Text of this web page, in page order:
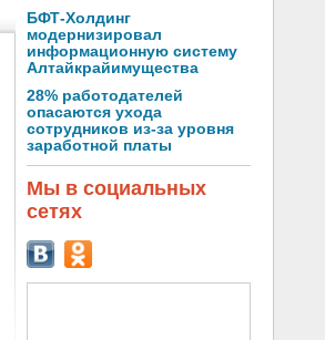
БФТ-Холдинг
модернизировал
информационную систему
Алтайкрайимущества
28% работодателей
опасаются ухода
сотрудников из-за уровня
заработной платы
Мы в социальных
сетях